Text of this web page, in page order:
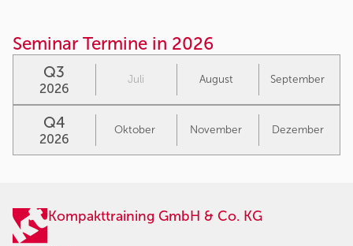
Seminar Termine in 2026
Q3
2026
Juli August September
Q4
2026
Oktober November Dezember
Kompakttraining GmbH & Co. KG